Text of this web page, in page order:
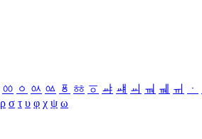
ㆀ ㆁ ㆂ ㆃ ㆄ ㆅ ㆆ ㆇ ㆈ ㆉ ㆊ ㆋ ㆌ ㆍ
ρ σ τ υ φ χ ψ ω